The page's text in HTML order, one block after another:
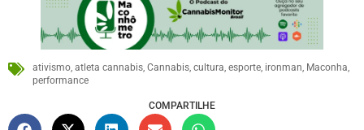
ativismo, atleta cannabis, Cannabis, cultura, esporte, ironman, Maconha,
performance
COMPARTILHE